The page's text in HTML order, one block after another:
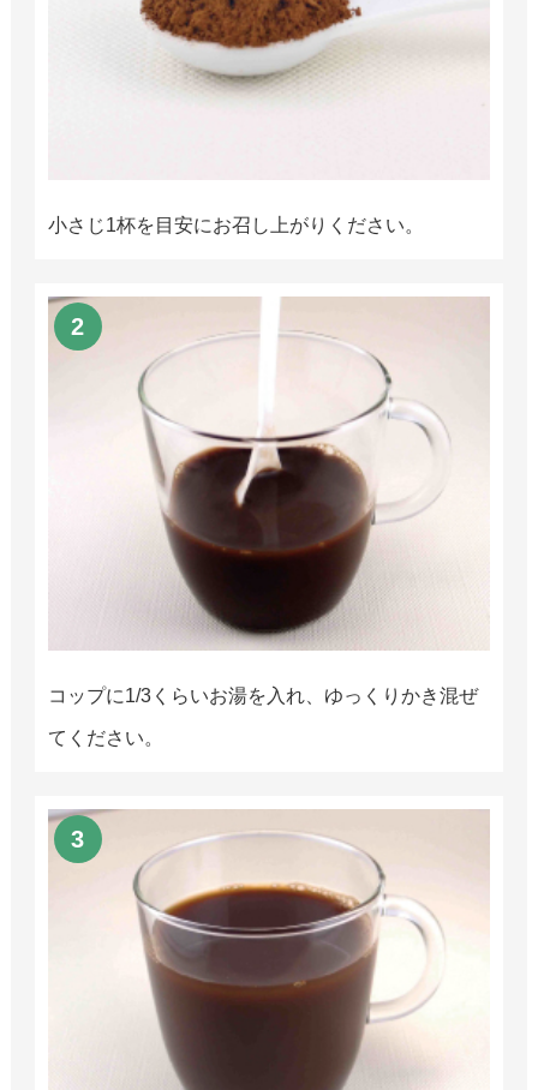
小さじ1杯を目安にお召し上がりください。
コップに1/3くらいお湯を入れ、ゆっくりかき混ぜ
てください。